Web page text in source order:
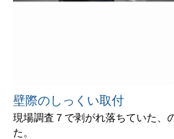
壁際のしっくい取付
現場調査７で剥がれ落ちていた、
た。